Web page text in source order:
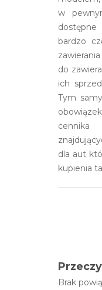
w
bardzo
do
ich
Tym
dla aut
kupienia
Brak